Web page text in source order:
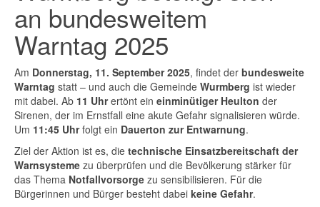
an bundesweitem
Warntag 2025
Am Donnerstag, 11. September 2025, findet der bundesweite
Warntag statt – und auch die Gemeinde Wurmberg ist wieder
mit dabei. Ab 11 Uhrertönt ein einminütiger Heulton der
Sirenen, der im Ernstfall eine akute Gefahr signalisieren würde.
Um 11:45 Uhrfolgt ein Dauerton zur Entwarnung.
Ziel der Aktion ist es, die technische Einsatzbereitschaft der
Warnsysteme zu überprüfen und die Bevölkerung stärker für
das Thema Notfallvorsorge zu sensibilisieren. Für die
Bürgerinnen und Bürger besteht dabei keine Gefahr.